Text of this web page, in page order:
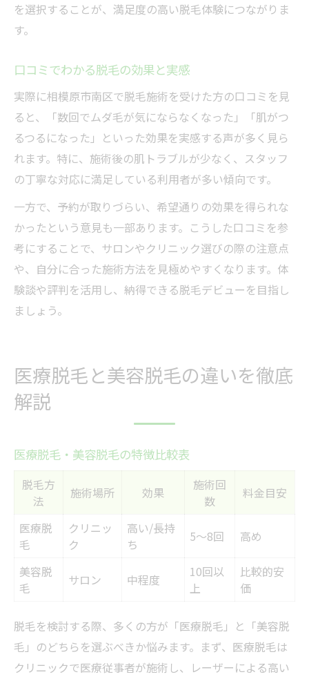
を選択することが、満足度の高い脱毛体験につながりま
す。
口コミでわかる脱毛の効果と実感
実際に相模原市南区で脱毛施術を受けた方の口コミを見
ると、「数回でムダ毛が気にならなくなった」「肌がつ
るつるになった」といった効果を実感する声が多く見ら
れます。特に、施術後の肌トラブルが少なく、スタッフ
の丁寧な対応に満足している利用者が多い傾向です。
一方で、予約が取りづらい、希望通りの効果を得られな
かったという意見も一部あります。こうした口コミを参
考にすることで、サロンやクリニック選びの際の注意点
や、自分に合った施術方法を見極めやすくなります。体
験談や評判を活用し、納得できる脱毛デビューを目指し
ましょう。
医療脱毛と美容脱毛の違いを徹底
解説
医療脱毛・美容脱毛の特徴比較表
脱毛方
法
施術場所 効果
施術回
数
料金目安
医療脱
毛
クリニッ
ク
高い/長持
ち
5〜8回 高め
美容脱
毛
サロン 中程度
10回以
上
比較的安
価
脱毛を検討する際、多くの方が「医療脱毛」と「美容脱
毛」のどちらを選ぶべきか悩みます。まず、医療脱毛は
クリニックで医療従事者が施術し、レーザーによる高い